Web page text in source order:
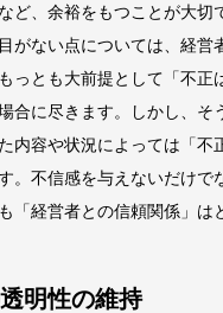
ど、余裕をもつことが大切
がない点については、経営
っとも大前提として「不正
合に尽きます。しかし、そ
内容や状況によっては「不
。不信感を与えないだけで
「経営者との信頼関係」は
明性の維持